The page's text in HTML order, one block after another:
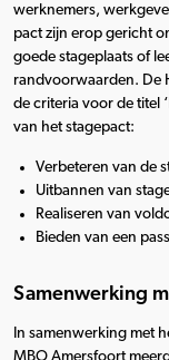
werknemers,
pact zijn erop gericht
goede stageplaats of
randvoorwaarden. De
de criteria voor de titel
van het stagepact:
Verbeteren van de
Uitbannen van
Realiseren van
Bieden van een
Samenwerking
In samenwerking met
MBO Amersfoort